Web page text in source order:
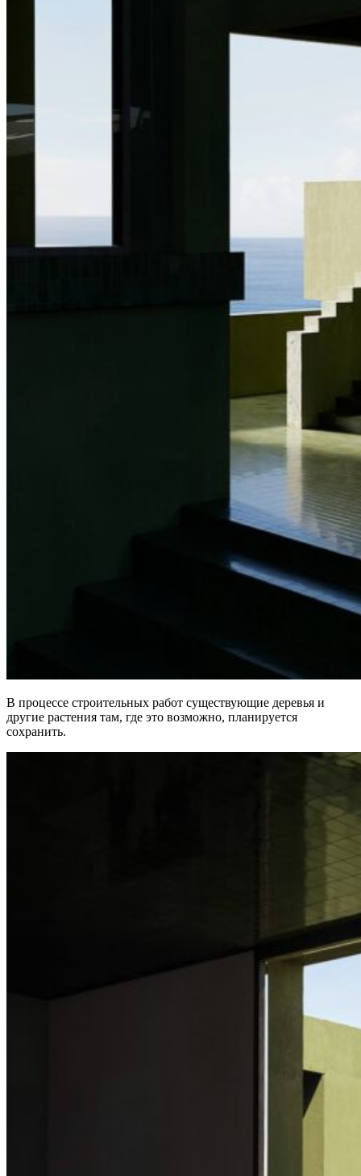
В процессе строительных работ существующие деревья и
другие растения там, где это возможно, планируется
сохранить.